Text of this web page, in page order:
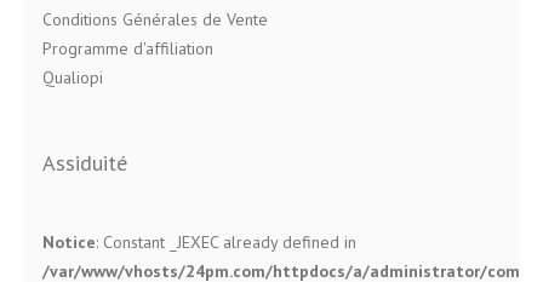
Conditions Générales de Vente
Programme d'affiliation
Qualiopi
Assiduité
Notice: Constant _JEXEC already defined in
/var/www/vhosts/24pm.com/httpdocs/a/administrator/